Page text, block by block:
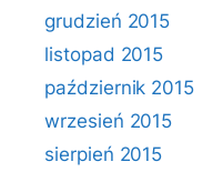
grudzień 2015
listopad 2015
październik 2015
wrzesień 2015
sierpień 2015